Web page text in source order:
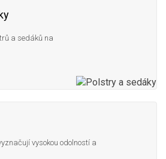
a sedáků na
vysokou odolností a